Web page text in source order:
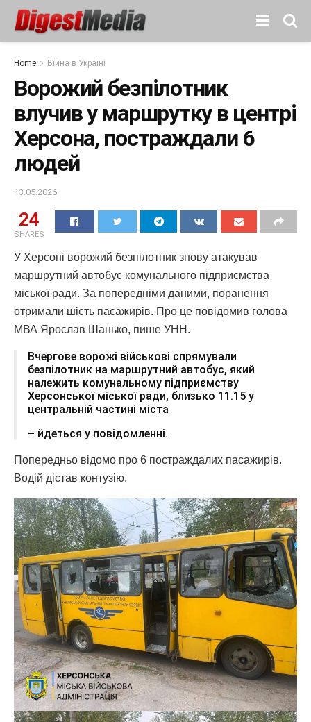
Home Війна в Україні
Ворожий безпілотник
влучив у маршрутку в центрі
Херсона, постраждали 6
людей
13.05.2026
24
SHARES
У Херсоні ворожий безпілотник знову атакував
маршрутний автобус комунального підприємства
міської ради. За попередніми даними, поранення
отримали шість пасажирів. Про це повідомив голова
МВА Ярослав Шанько, пише УНН.
Вчергове ворожі військові спрямували
безпілотник на маршрутний автобус, який
належить комунальному підприємству
Херсонської міської ради, близько 11.15 у
центральній частині міста
– йдеться у повідомленні.
Попередньо відомо про 6 постраждалих пасажирів.
Водій дістав контузію.